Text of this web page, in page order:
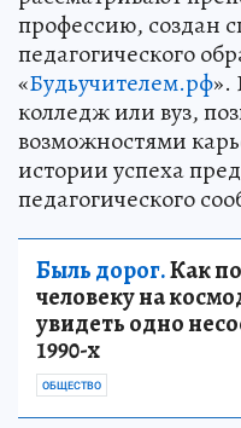
профессию, создан
педагогического
«Будьучителем.рф».
колледж или вуз,
возможностями
истории успеха
педагогического
Быль дорог.Как
человеку на
увидеть одно
1990-х
ОБЩЕСТВО